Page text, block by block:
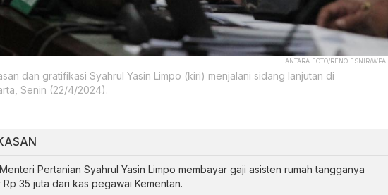
ANTARA FOTO/RENO ESNIR/WPA.
dan gratifikasi Syahrul Yasin Limpo (kiri) menjalani sidang lanjutan di
Senin (22/4/2024).
Pertanian Syahrul Yasin Limpo membayar gaji asisten rumah tangganya
35 juta dari kas pegawai Kementan.